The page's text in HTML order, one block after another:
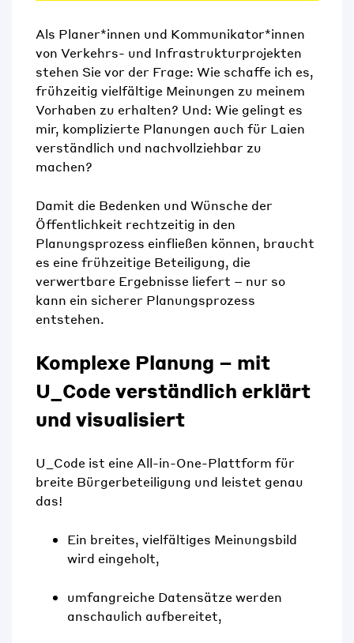
Als Planer*innen und Kommunikator*innen
von Verkehrs- und Infrastrukturprojekten
stehen Sie vor der Frage: Wie schaffe ich es,
frühzeitig vielfältige Meinungen zu meinem
Vorhaben zu erhalten? Und: Wie gelingt es
mir, komplizierte Planungen auch für Laien
verständlich und nachvollziehbar zu
machen?
Damit die Bedenken und Wünsche der
Öffentlichkeit rechtzeitig in den
Planungsprozess einfließen können, braucht
es eine frühzeitige Beteiligung, die
verwertbare Ergebnisse liefert – nur so
kann ein sicherer Planungsprozess
entstehen.
Komplexe Planung – mit
U_Code verständlich erklärt
und visualisiert
U_Code ist eine All-in-One-Plattform für
breite Bürgerbeteiligung und leistet genau
das!
Ein breites, vielfältiges Meinungsbild
wird eingeholt,
umfangreiche Datensätze werden
anschaulich aufbereitet,